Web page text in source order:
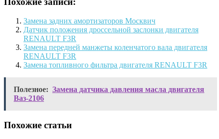
Замена задних амортизаторов Москвич
Датчик положения дроссельной заслонки двигателя
RENAULT F3R
Замена передней манжеты коленчатого вала двигателя
RENAULT F3R
Замена топливного фильтра двигателя RENAULT F3R
Полезное: Замена датчика давления масла двигателя
Ваз-2106
Похожие статьи